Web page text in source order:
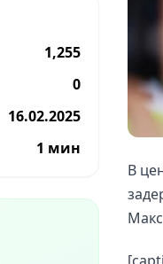
1,255
0
16.02.2025
1 мин
В